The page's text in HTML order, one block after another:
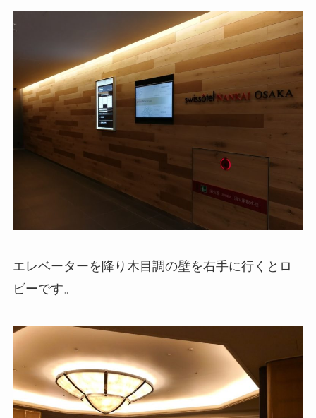
エレベーターを降り木目調の壁を右手に行くとロ
ビーです。